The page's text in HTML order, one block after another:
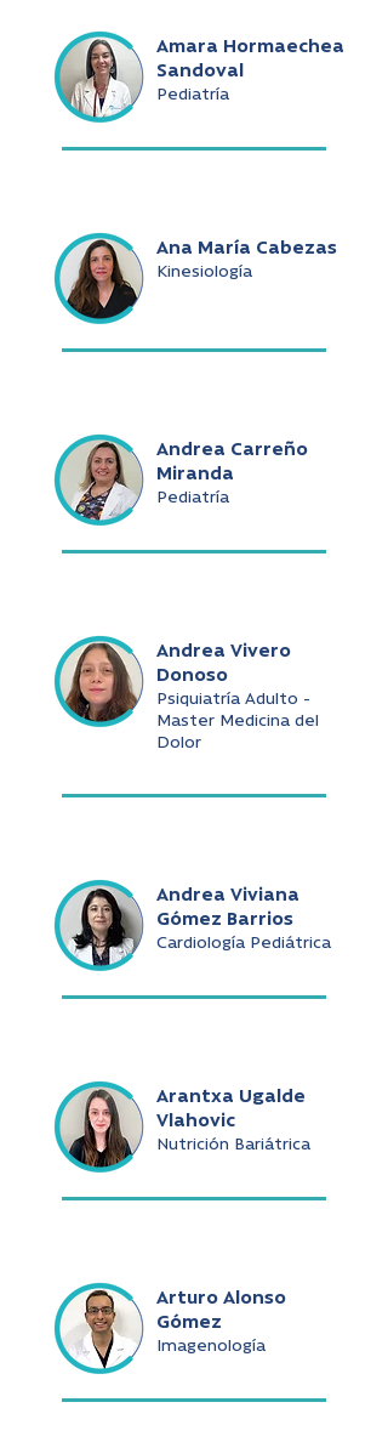
Amara Hormaechea
Sandoval
Pediatría
Ana María Cabezas
Kinesiología
Andrea Carreño
Miranda
Pediatría
Andrea Vivero
Donoso
Psiquiatría Adulto -
Master Medicina del
Dolor
Andrea Viviana
Gómez Barrios
Cardiología Pediátrica
Arantxa Ugalde
Vlahovic
Nutrición Bariátrica
Arturo Alonso
Gómez
Imagenología